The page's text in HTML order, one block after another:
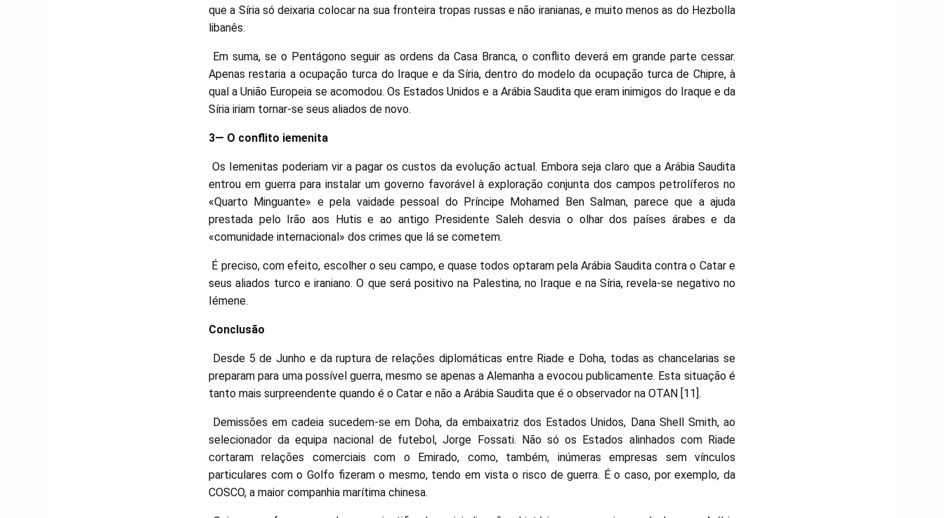
que a Síria só deixaria colocar na sua fronteira tropas russas e não iranianas, e muito menos as do Hezbolla
libanês.
Em suma, se o Pentágono seguir as ordens da Casa Branca, o conflito deverá em grande parte cessar.
Apenas restaria a ocupação turca do Iraque e da Síria, dentro do modelo da ocupação turca de Chipre, à
qual a União Europeia se acomodou. Os Estados Unidos e a Arábia Saudita que eram inimigos do Iraque e da
Síria iriam tornar-se seus aliados de novo.
3— O conflito iemenita
Os Iemenitas poderiam vir a pagar os custos da evolução actual. Embora seja claro que a Arábia Saudita
entrou em guerra para instalar um governo favorável à exploração conjunta dos campos petrolíferos no
«Quarto Minguante» e pela vaidade pessoal do Príncipe Mohamed Ben Salman, parece que a ajuda
prestada pelo Irão aos Hutis e ao antigo Presidente Saleh desvia o olhar dos países árabes e da
«comunidade internacional» dos crimes que lá se cometem.
É preciso, com efeito, escolher o seu campo, e quase todos optaram pela Arábia Saudita contra o Catar e
seus aliados turco e iraniano. O que será positivo na Palestina, no Iraque e na Síria, revela-se negativo no
Iémene.
Conclusão
Desde 5 de Junho e da ruptura de relações diplomáticas entre Riade e Doha, todas as chancelarias se
preparam para uma possível guerra, mesmo se apenas a Alemanha a evocou publicamente. Esta situação é
tanto mais surpreendente quando é o Catar e não a Arábia Saudita que é o observador na OTAN [11].
Demissões em cadeia sucedem-se em Doha, da embaixatriz dos Estados Unidos, Dana Shell Smith, ao
selecionador da equipa nacional de futebol, Jorge Fossati. Não só os Estados alinhados com Riade
cortaram relações comerciais com o Emirado, como, também, inúmeras empresas sem vínculos
particulares com o Golfo fizeram o mesmo, tendo em vista o risco de guerra. É o caso, por exemplo, da
COSCO, a maior companhia marítima chinesa.